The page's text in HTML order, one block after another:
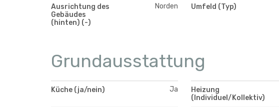
Ausrichtung des
Gebäudes
(hinten) (-)
Norden Umfeld (Typ)
Grundausstattung
Küche (ja/nein) Ja
Heizung
(Individuel/Kollektiv)